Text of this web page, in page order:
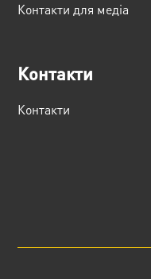
Контакти для медіа
Контакти
Контакти